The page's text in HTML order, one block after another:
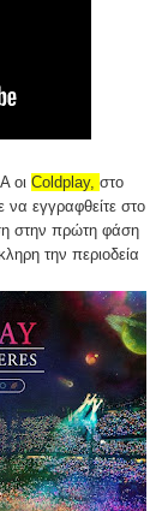
οι Coldplay, στο
εγγραφθείτε στο
στην πρώτη φάση
την περιοδεία